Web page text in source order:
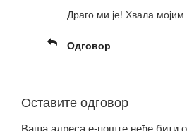
Драго ми је! Хвала
Одговор
Оставите одговор
Ваша адреса е-поште неће бити